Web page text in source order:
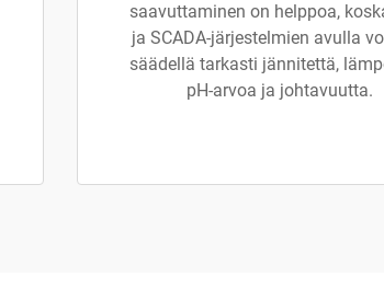
saavuttaminen on helppoa,
ja SCADA-järjestelmien avulla
säädellä tarkasti jännitettä,
pH-arvoa ja johtavuutta.